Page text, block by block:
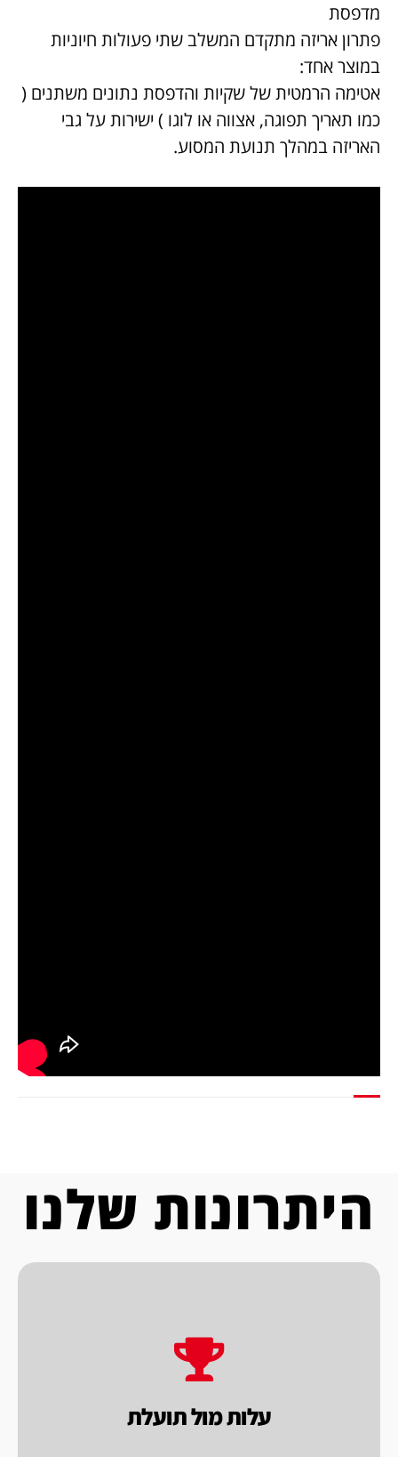
מדפסת
פתרון אריזה מתקדם המשלב שתי פעולות חיוניות
במוצר אחד:
אטימה הרמטית של שקיות והדפסת נתונים משתנים (
כמו תאריך תפוגה, אצווה או לוגו ) ישירות על גבי
האריזה במהלך תנועת המסוע.
היתרונות שלנו
עלות מול תועלת
אנו בחברת פאקו בוחנים את המוצרים שאנו
העסקית, המטרה שלנו להשיא ערך לך הלקוח
בכל בחירה שתעשה.